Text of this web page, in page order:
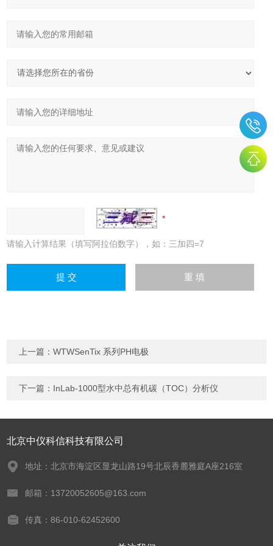
请输入计算结果（填写阿拉伯数字），如：三加四=7
上一篇：WTWSenTix 系列PH电极
下一篇： InLab-1000型水中总有机碳（TOC）分析仪
北京中仪科信科技有限公司
地址：北京市海淀区显龙山路19号北辰香麓雅庭A座216室
邮箱：13720052605@163.com
传真：86-010-62452600